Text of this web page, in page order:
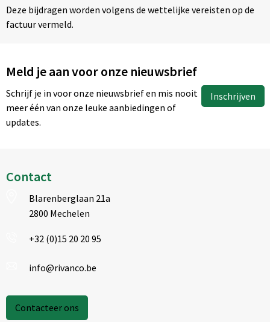
Deze bijdragen worden volgens de wettelijke vereisten op de
factuur vermeld.
Meld je aan voor onze nieuwsbrief
Schrijf je in voor onze nieuwsbrief en mis nooit
meer één van onze leuke aanbiedingen of
updates.
Inschrijven
Contact
Blarenberglaan 21a
2800 Mechelen
+32 (0)15 20 20 95
info@rivanco.be
Contacteer ons